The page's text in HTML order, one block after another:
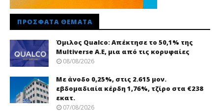
ΠΡΌΣΦΑΤΑ ΘΈΜΑΤΑ
Όμιλος Qualco: Απέκτησε το 50,1% της
Multiverse A.E, μια από τις κορυφαίες
08/08/2026
Με άνοδο 0,25%, στις 2.615 μον.
εβδομαδιαία κέρδη 1,76%, τζίρο στα €238
εκατ.
07/08/2026